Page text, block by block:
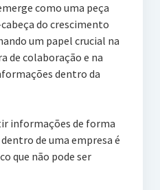
como uma peça
do crescimento
um papel crucial na
de colaboração e na
dentro da
informações de forma
de uma empresa é
que não pode ser